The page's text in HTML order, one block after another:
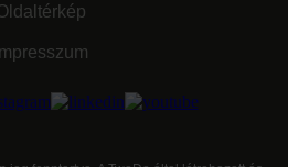
Impresszum